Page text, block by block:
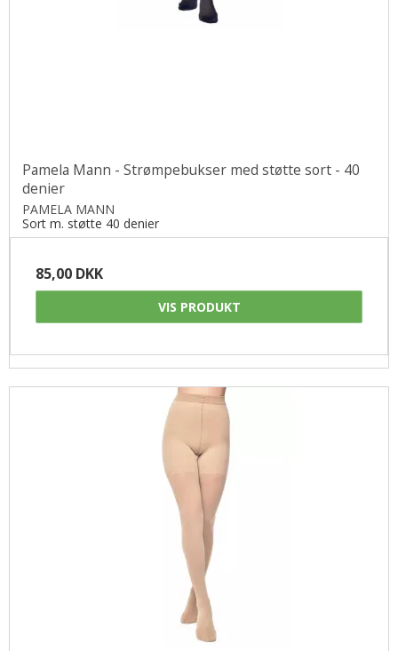
Pamela Mann - Strømpebukser med støtte sort - 40
denier
PAMELA MANN
Sort m. støtte 40 denier
85,00 DKK
VIS PRODUKT